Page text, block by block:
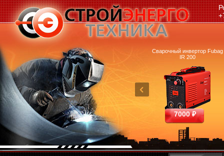
аппарат Ресанта
САИПА-200 ММА
25390 ₽
Машина термической резки
FUBAG INCUT10
460700 ₽
Сварочный инвертор Fubag
IR 200
7000 ₽